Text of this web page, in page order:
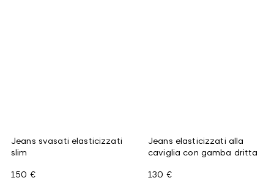
Jeans svasati elasticizzati
slim
150 €
Jeans elasticizzati alla
caviglia con gamba dritta
130 €